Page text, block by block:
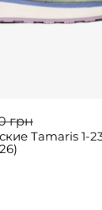
грн
Tamaris 1-